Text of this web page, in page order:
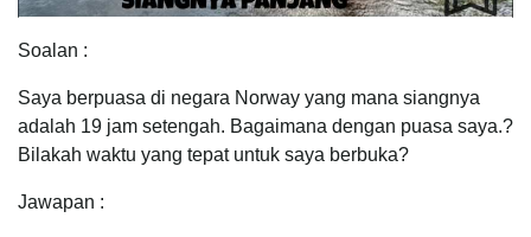
Soalan :
Saya berpuasa di negara Norway yang mana siangnya
adalah 19 jam setengah. Bagaimana dengan puasa saya.?
Bilakah waktu yang tepat untuk saya berbuka?
Jawapan :